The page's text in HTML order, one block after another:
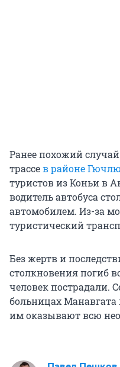
Ранее похожий
трассев районе
туристов из Коньи в
водитель автобуса
автомобилем. Из-за
туристический
Без жертв и
столкновения погиб
человек пострадали.
больницах
им оказывают всю